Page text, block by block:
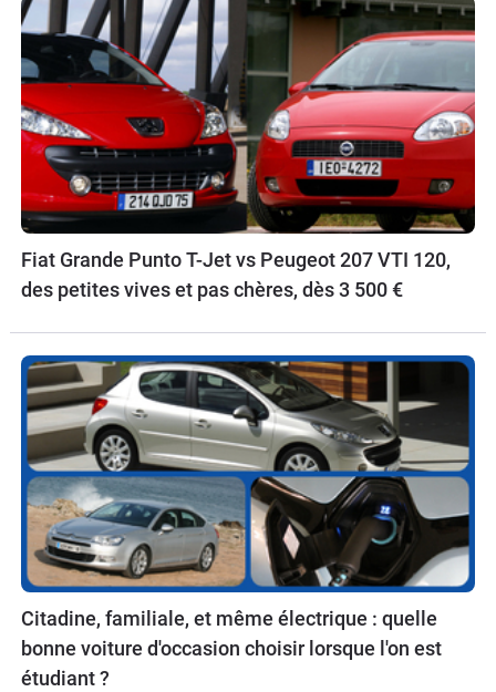
Fiat Grande Punto T-Jet vs Peugeot 207 VTI 120,
des petites vives et pas chères, dès 3 500 €
Citadine, familiale, et même électrique : quelle
bonne voiture d'occasion choisir lorsque l'on est
étudiant ?